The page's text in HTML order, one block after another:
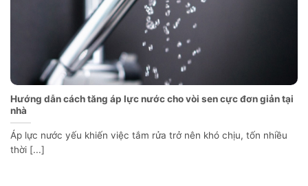
Hướng dẫn cách tăng áp lực nước cho vòi sen cực đơn giản tại
nhà
Áp lực nước yếu khiến việc tắm rửa trở nên khó chịu, tốn nhiều
thời [...]